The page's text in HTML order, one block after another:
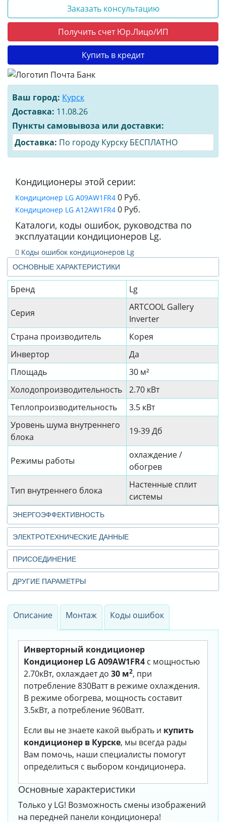
ОСНОВНЫЕ ХАРАКТЕРИСТИКИ
Бренд Lg
Серия
ARTCOOL Gallery
Inverter
Страна производитель
Корея
Инвертор
Да
Площадь
30 м²
Холодопроизводительность
2.70 кВт
Теплопроизводительность
3.5 кВт
Уровень шума внутреннего
блока
19-39 Дб
Режимы работы
охлаждение /
обогрев
Тип внутреннего блока
Настенные сплит
системы
ЭНЕРГОЭФФЕКТИВНОСТЬ
ЭЛЕКТРОТЕХНИЧЕСКИЕ ДАННЫЕ
ПРИСОЕДИНЕНИЕ
ДРУГИЕ ПАРАМЕТРЫ
Заказать консультацию
Получить счет Юр.Лицо/ИП
Купить в кредит
Ваш город: Курск
Доставка: 11.08.26
Пункты самовывоза или доставки:
Доставка: По городу Курску БЕСПЛАТНО
Кондиционеры этой серии:
Кондиционер LG A09AW1FR4 0 Руб.
Кондиционер LG A12AW1FR4 0 Руб.
Каталоги, коды ошибок, руководства по
эксплуатации кондиционеров Lg.
Коды ошибок кондиционеров Lg
Описание Монтаж Коды ошибок
Инверторный кондиционер
Кондиционер LG A09AW1FR4 с мощностью
2.70кВт, охлаждает до 30 м2, при
потребление 830Ватт в режиме охлаждения.
В режиме обогрева, мощность составит
3.5кВт, а потребление 960Ватт.
Если вы не знаете какой выбрать и купить
кондиционер в Курске, мы всегда рады
Вам помочь, наши специалисты помогут
определиться с выбором кондиционера.
Основные характеристики
Только у LG! Возможность смены изображений
на передней панели кондиционера!